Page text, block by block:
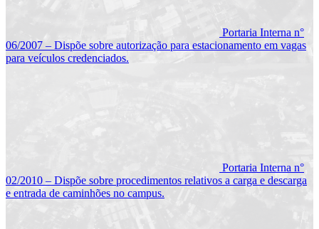
Portaria Interna n°
06/2007 – Dispõe sobre autorização para estacionamento em vagas
para veículos credenciados.
Portaria Interna n°
02/2010 – Dispõe sobre procedimentos relativos a carga e descarga
e entrada de caminhões no campus.